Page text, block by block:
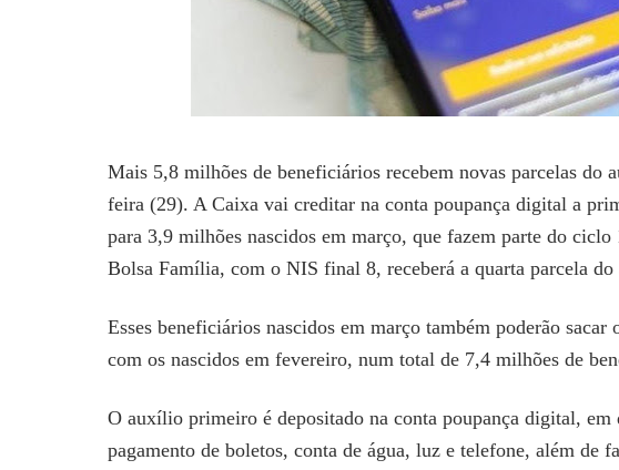
Mais 5,8 milhões de beneficiários recebem novas parcelas do
feira (29). A Caixa vai creditar na conta poupança digital a
para 3,9 milhões nascidos em março, que fazem parte do
Bolsa Família, com o NIS final 8, receberá a quarta parcela
Esses beneficiários nascidos em março também poderão
com os nascidos em fevereiro, num total de 7,4 milhões de
O auxílio primeiro é depositado na conta poupança digital,
pagamento de boletos, conta de água, luz e telefone, além de